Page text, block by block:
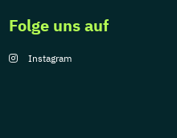
Folge uns auf
Instagram